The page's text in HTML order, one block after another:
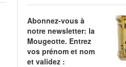
Abonnez-vous à
notre newsletter: la
Mougeotte. Entrez
vos prénom et nom
et validez :